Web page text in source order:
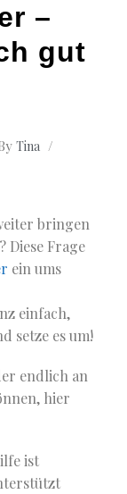
–
gut
Tina
bringen
Diese Frage
ein ums
einfach,
setze es um!
endlich an
hier
ist